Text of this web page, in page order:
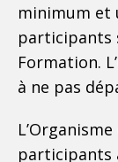
minimum et
participants
Formation.
à ne pas
participants